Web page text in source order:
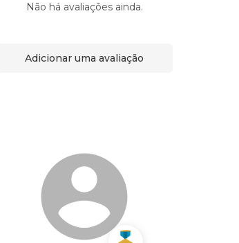
Não há avaliações ainda.
Adicionar uma avaliação